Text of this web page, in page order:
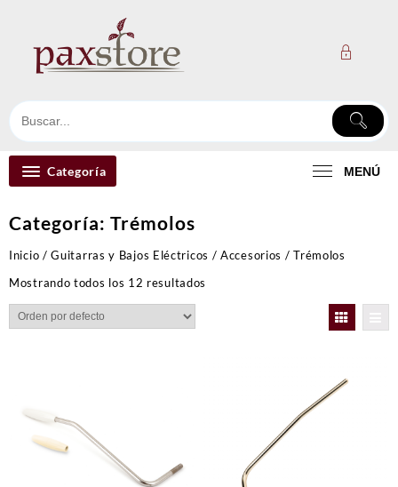
contenido
Categoría MENÚ
Categoría: Trémolos
Inicio /Guitarras y Bajos Eléctricos /Accesorios / Trémolos
Mostrando todos los 12 resultados